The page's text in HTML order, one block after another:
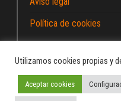
Política de cookies
Utilizamos cookies propias y
Aceptar cookies